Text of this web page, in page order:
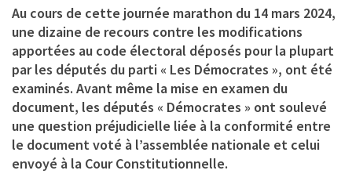
Au cours de cette journée marathon du 14 mars 2024,
une dizaine de recours contre les modifications
apportées au code électoral déposés pour la plupart
par les députés du parti « Les Démocrates », ont été
examinés. Avant même la mise en examen du
document, les députés « Démocrates » ont soulevé
une question préjudicielle liée à la conformité entre
le document voté à l’assemblée nationale et celui
envoyé à la Cour Constitutionnelle.